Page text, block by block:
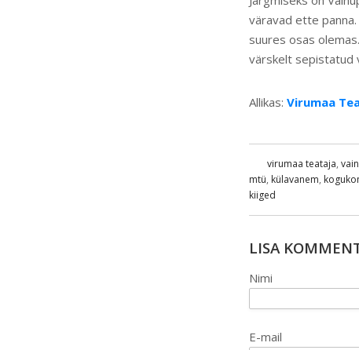
väravad ette
suures osas
värskelt sepistatud
Allikas: Virumaa
virumaa teataja,
mtü, külavanem,
kiiged
LISA
Nimi
E-mail